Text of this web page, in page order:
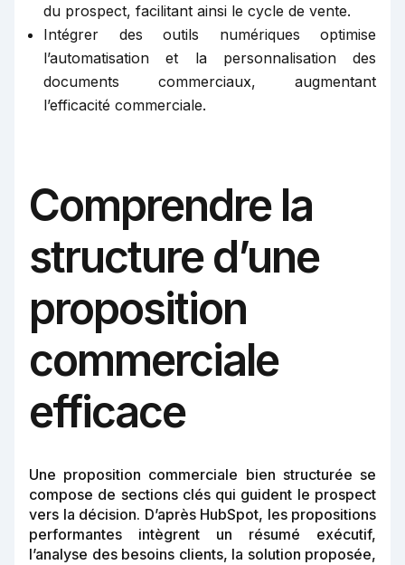
du prospect, facilitant ainsi le cycle de vente.
Intégrer des outils numériques optimise
l’automatisation et la personnalisation des
documents commerciaux, augmentant
l’efficacité commerciale.
Comprendre la
structure d’une
proposition
commerciale
efficace
Une proposition commerciale bien structurée se
compose de sections clés qui guident le prospect
vers la décision. D’après HubSpot, les propositions
performantes intègrent un résumé exécutif,
l’analyse des besoins clients, la solution proposée,